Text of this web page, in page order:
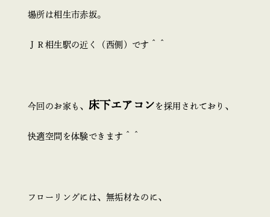
場所は相生市赤坂。
ＪＲ相生駅の近く（西側）です＾＾
今回のお家も、 床下エアコン を採用されており、
快適空間を体験できます＾＾
フローリングには、無垢材なのに、